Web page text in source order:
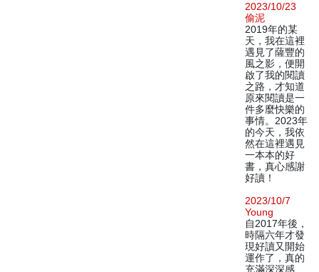
2023/10/23
偷泥
2019年的某
天，我在這裡
遇見了薩豐的
風之影，便開
啟了我的閱讀
之路，才知道
原來閱讀是一
件多麼快樂的
事情。2023年
的今天，我依
然在這裡遇見
一本本的好
書，真心感謝
好讀！
2023/10/7
Young
自2017年後，
時隔六年才發
現好讀又開始
運作了，真的
充滿深深感